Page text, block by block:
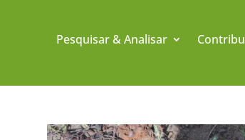
Pesquisar & Analisar